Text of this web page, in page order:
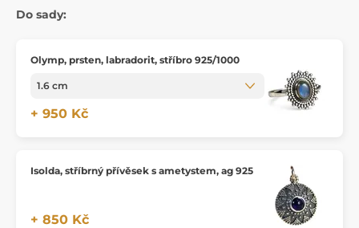
Do sady:
Olymp, prsten, labradorit, stříbro 925/1000
+ 950 Kč
Isolda, stříbrný přívěsek s ametystem, ag 925
+ 850 Kč